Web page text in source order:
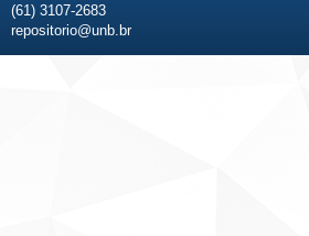
(61) 3107-2683
repositorio@unb.br